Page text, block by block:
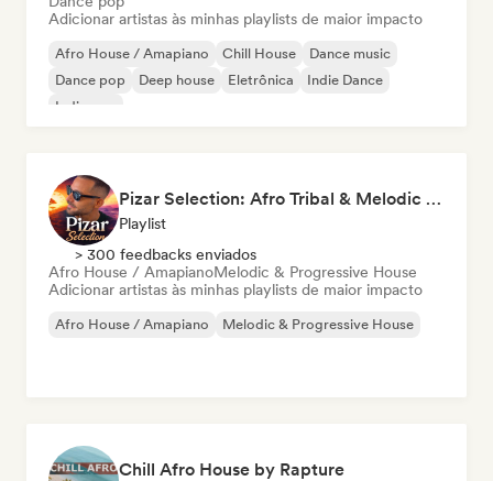
Adicionar artistas às minhas playlists de maior impacto
Afro House / Amapiano Chill House
Dance music
Dance pop
Deep house Eletrônica
Indie Dance
Indie pop
Pizar Selection: Afro Tribal & Melodic House
Playlist
> 300 feedbacks enviados
Afro House / AmapianoMelodic & Progressive House
Adicionar artistas às minhas playlists de maior impacto
Afro House / Amapiano Melodic & Progressive House
Chill Afro House by Rapture